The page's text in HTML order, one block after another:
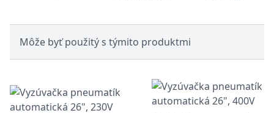
Môže byť použitý s týmito produktmi